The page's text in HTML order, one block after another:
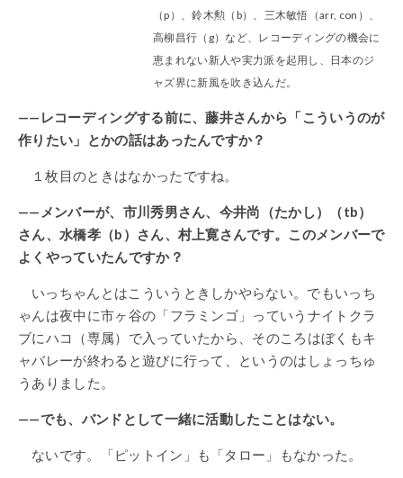
（p）、鈴木勲（b）、三木敏悟（arr, con）、
高柳昌行（g）など、レコーディングの機会に
恵まれない新人や実力派を起用し、日本のジ
ャズ界に新風を吹き込んだ。
——レコーディングする前に、藤井さんから「こういうのが
作りたい」とかの話はあったんですか？
１枚目のときはなかったですね。
——メンバーが、市川秀男さん、今井尚（たかし）（tb）
さん、水橋孝（b）さん、村上寛さんです。このメンバーで
よくやっていたんですか？
いっちゃんとはこういうときしかやらない。でもいっち
ゃんは夜中に市ヶ谷の「フラミンゴ」っていうナイトクラ
ブにハコ（専属）で入っていたから、そのころはぼくもキ
ャバレーが終わると遊びに行って、というのはしょっちゅ
うありました。
——でも、バンドとして一緒に活動したことはない。
ないです。「ピットイン」も「タロー」もなかった。